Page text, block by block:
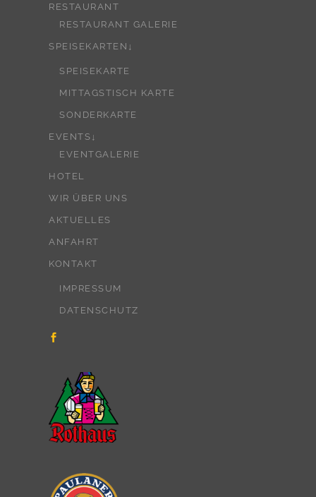
RESTAURANT
RESTAURANT GALERIE
SPEISEKARTEN↓
SPEISEKARTE
MITTAGSTISCH KARTE
SONDERKARTE
EVENTS↓
EVENTGALERIE
HOTEL
WIR ÜBER UNS
AKTUELLES
ANFAHRT
KONTAKT
IMPRESSUM
DATENSCHUTZ